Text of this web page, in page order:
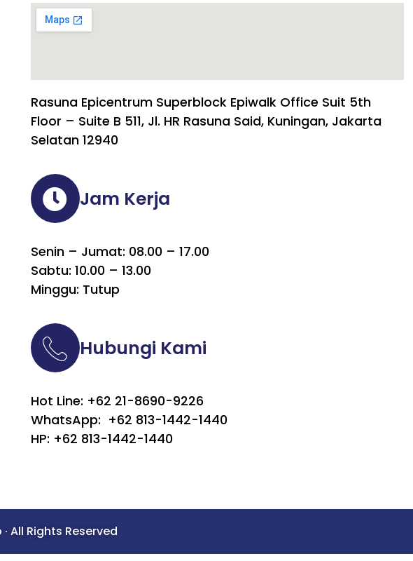
Rasuna Epicentrum Superblock Epiwalk Office Suit 5th
Floor – Suite B 511, Jl. HR Rasuna Said, Kuningan, Jakarta
Selatan 12940
Jam Kerja
Senin – Jumat: 08.00 – 17.00
Sabtu: 10.00 – 13.00
Minggu: Tutup
Hubungi Kami
Hot Line: +62 21-8690-9226
WhatsApp: +62 813-1442-1440
HP: +62 813-1442-1440
All Rights Reserved